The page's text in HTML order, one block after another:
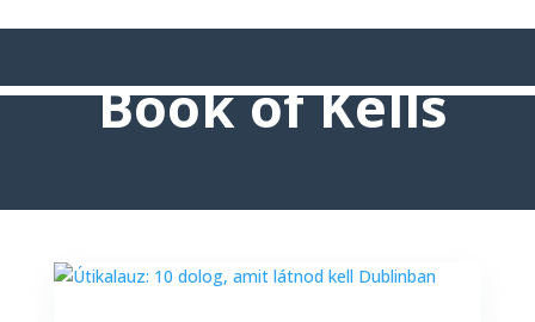
Book of Kells